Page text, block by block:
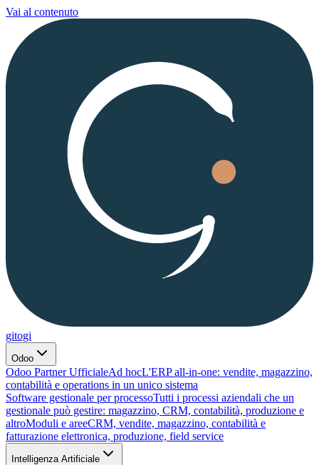
Vai al contenuto
gitogi
Odoo
Odoo Partner UfficialeAd hocL'ERP all-in-one: vendite, magazzino,
contabilità e operations in un unico sistema
Software gestionale per processoTutti i processi aziendali che un
gestionale può gestire: magazzino, CRM, contabilità, produzione e
altroModuli e areeCRM, vendite, magazzino, contabilità e
fatturazione elettronica, produzione, field service
Intelligenza Artificiale